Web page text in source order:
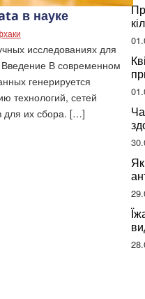
в науке
исследованиях для
В современном
генерируется
технологий, сетей
для их сбора. […]